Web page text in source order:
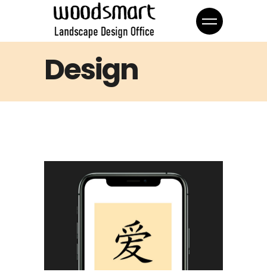
Design